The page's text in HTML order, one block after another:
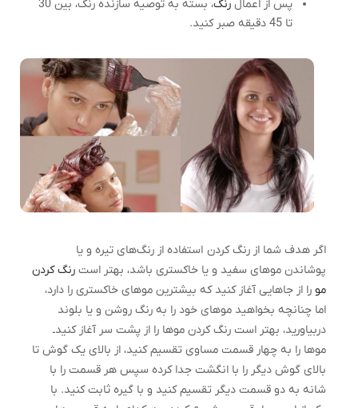
پس از اعمال رنگ
، بسته به توصیه سازنده رنگ، بین 30
تا 45 دقیقه صبر کنید.
اگر هدف شما از رنگ کردن استفاده از رنگ‌های تیره و یا
پوشاندن مو‌های سفید و یا خاکستری باشد، بهتر است رنگ کردن
مو را از جا‌هایی آغاز کنید که بیشترین مو‌های خاکستری را دارد،
اما چنانچه بخواهید مو‌های خود را به رنگ روشن و یا بلوند
دربیاورید، بهتر است رنگ کردن مو‌ها را از پشت سر آغاز کنیدـ
مو‌ها را به چهار قسمت مساوی تقسیم کنید، از بالای یک گوش تا
بالای گوش دیگر را با انگشت جدا کرده سپس هر قسمت را با
شانه به دو قسمت دیگر تقسیم کنید و با گیره ثابت کنید. با